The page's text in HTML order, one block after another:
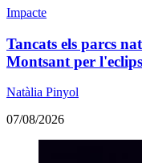
Impacte
Tancats els parcs
Montsant per
Natàlia Pinyol
07/08/2026